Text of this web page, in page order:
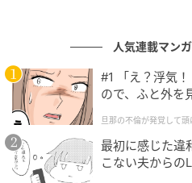
左が「衣類圧縮収納ポーチM」、右が「
かさばる衣類を収納するの
ーチ」はMサイズ2200円、S
登場。
人気連載マン
#1 「え？浮気
ので、ふと外を
クチャにしてや
旦那の不倫が発覚して
最初に感じた違
こない夫からの